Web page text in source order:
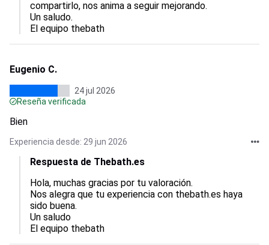
compartirlo, nos anima a seguir mejorando.
Un saludo.
El equipo thebath
Eugenio C.
24 jul 2026
Reseña verificada
Bien
Experiencia desde: 29 jun 2026
Respuesta de Thebath.es
Hola, muchas gracias por tu valoración.
Nos alegra que tu experiencia con thebath.es haya
sido buena.
Un saludo
El equipo thebath